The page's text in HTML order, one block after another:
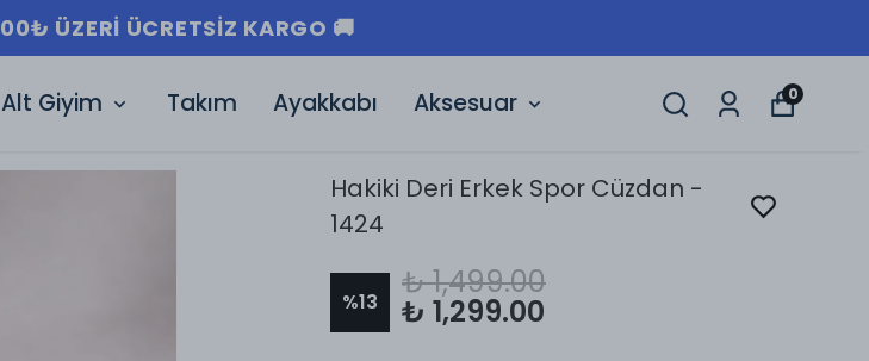
HIZLI TESLIMAT | 3000₺ ÜZERI ÜCRETSIZ KARGO 🚚
Alt Giyim Takım Ayakkabı Aksesuar 0
Hakiki Deri Erkek Spor Cüzdan -
1424
%13
₺ 1,499.00
₺ 1,299.00